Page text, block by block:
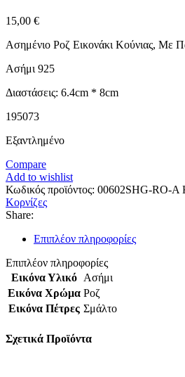
15,00 €
Ασημένιο Ροζ Εικονάκι Κούνιας, Με
Ασήμι 925
Διαστάσεις: 6.4cm * 8cm
195073
Εξαντλημένο
Compare
Add to wishlist
Κωδικός προϊόντος: 00602SHG-RO-A
Κορνίζες
Share:
Επιπλέον πληροφορίες
Επιπλέον πληροφορίες
Εικόνα Υλικό Ασήμι
Εικόνα Χρώμα Ροζ
Εικόνα Πέτρες Σμάλτο
Σχετικά Προϊόντα